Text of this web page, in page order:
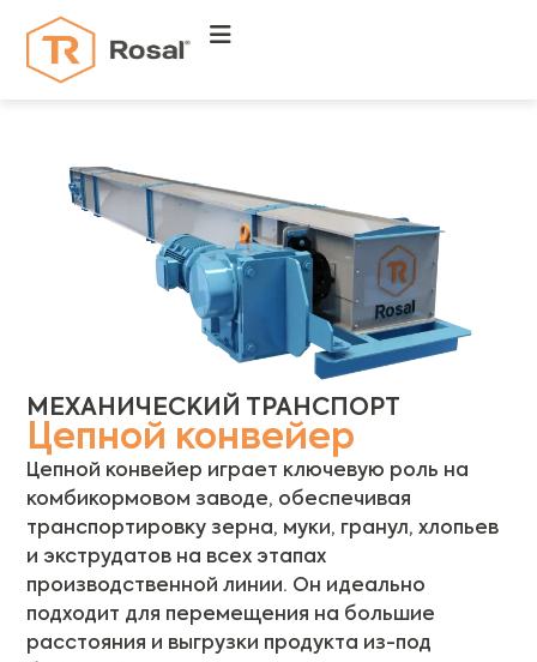
МЕХАНИЧЕСКИЙ ТРАНСПОРТ
Цепной конвейер
Цепной конвейер играет ключевую роль на
комбикормовом заводе, обеспечивая
транспортировку зерна, муки, гранул, хлопьев
и экструдатов на всех этапах
производственной линии. Он идеально
подходит для перемещения на большие
расстояния и выгрузки продукта из-под